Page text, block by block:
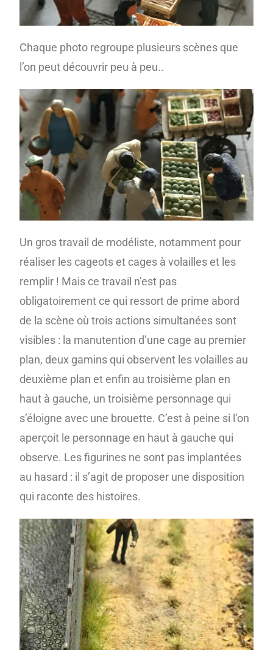
Chaque photo regroupe plusieurs scènes que
l’on peut découvrir peu à peu..
Un gros travail de modéliste, notamment pour
réaliser les cageots et cages à volailles et les
remplir ! Mais ce travail n’est pas
obligatoirement ce qui ressort de prime abord
de la scène où trois actions simultanées sont
visibles : la manutention d’une cage au premier
plan, deux gamins qui observent les volailles au
deuxième plan et enfin au troisième plan en
haut à gauche, un troisième personnage qui
s’éloigne avec une brouette. C’est à peine si l’on
aperçoit le personnage en haut à gauche qui
observe. Les figurines ne sont pas implantées
au hasard : il s’agit de proposer une disposition
qui raconte des histoires.